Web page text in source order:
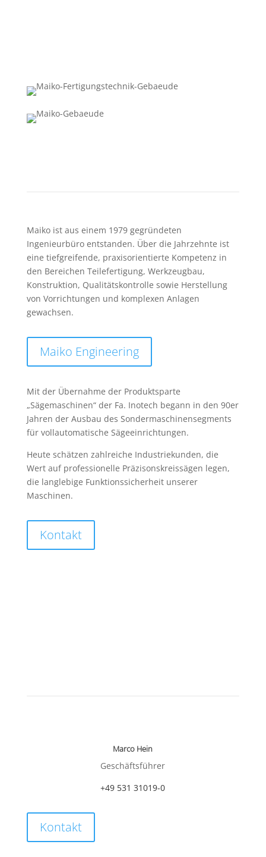
Maiko ist aus einem 1979 gegründeten
Ingenieurbüro entstanden. Über die Jahrzehnte ist
eine tiefgreifende, praxisorientierte Kompetenz in
den Bereichen Teilefertigung, Werkzeugbau,
Konstruktion, Qualitätskontrolle sowie Herstellung
von Vorrichtungen und komplexen Anlagen
gewachsen.
Maiko Engineering
Mit der Übernahme der Produktsparte
„Sägemaschinen“ der Fa. Inotech begann in den 90er
Jahren der Ausbau des Sondermaschinensegments
für vollautomatische Sägeeinrichtungen.
Heute schätzen zahlreiche Industriekunden, die
Wert auf professionelle Präzisonskreissägen legen,
die langlebige Funktionssicherheit unserer
Maschinen.
Kontakt
Marco Hein
Geschäftsführer
+49 531 31019-0
Kontakt